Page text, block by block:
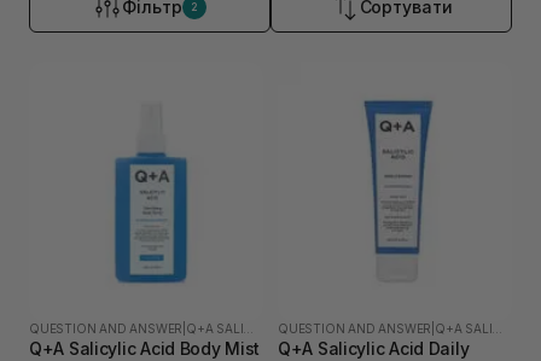
Фільтр 2 Сортувати
QUESTION AND ANSWER
Q+A Salicylic Acid Body Mist
QUESTION AND ANSWER
Q+A Salicylic Acid Daily